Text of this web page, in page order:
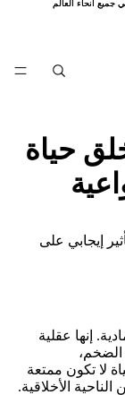
أنحاء العالم
أنحاء العالم
حياة
إيجابي على
إنها عقلية
الضخم،
لا تكون ممتعة
الأخلاقية.